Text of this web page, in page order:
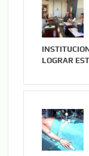
LOGRAR